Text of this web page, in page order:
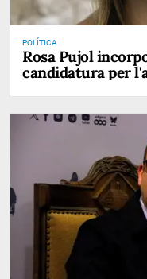
POLÍTICA
Rosa Pujol
candidatura per